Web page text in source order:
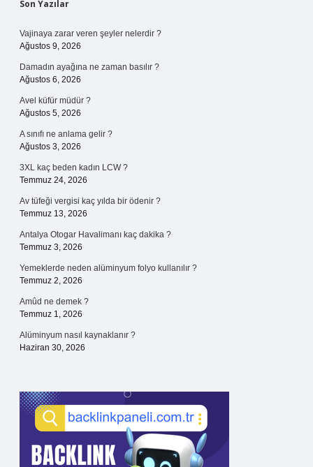
Sidebar
Son Yazılar
Vajinaya zarar veren şeyler nelerdir ?
Ağustos 9, 2026
Damadın ayağına ne zaman basılır ?
Ağustos 6, 2026
Avel küfür müdür ?
Ağustos 5, 2026
A sınıfı ne anlama gelir ?
Ağustos 3, 2026
3XL kaç beden kadın LCW ?
Temmuz 24, 2026
Av tüfeği vergisi kaç yılda bir ödenir ?
Temmuz 13, 2026
Antalya Otogar Havalimanı kaç dakika ?
Temmuz 3, 2026
Yemeklerde neden alüminyum folyo kullanılır ?
Temmuz 2, 2026
Amûd ne demek ?
Temmuz 1, 2026
Alüminyum nasıl kaynaklanır ?
Haziran 30, 2026